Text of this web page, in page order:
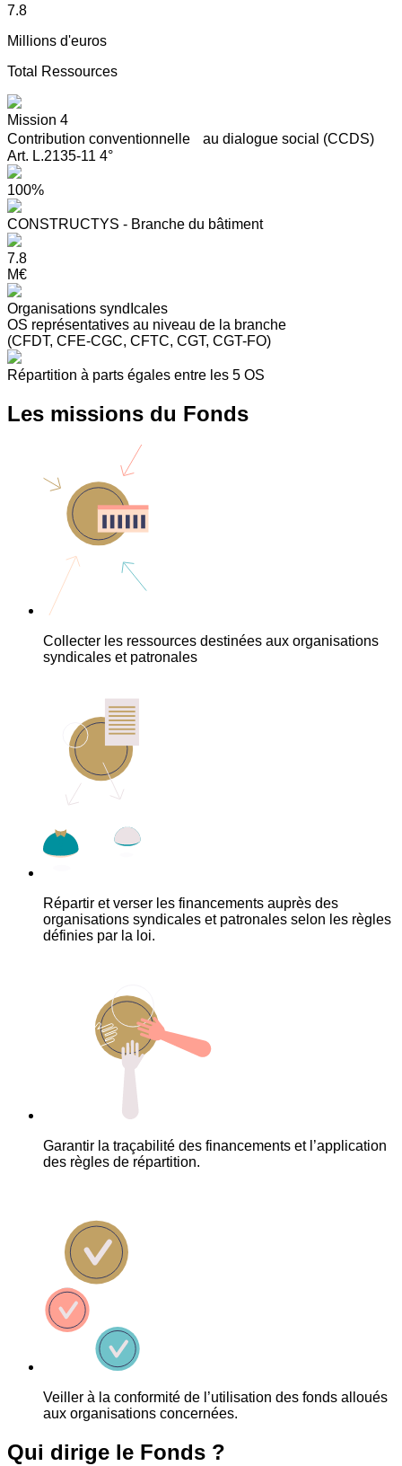
7.8
Millions d'euros
Total Ressources
Mission 4
Contribution conventionnelle au dialogue social (CCDS)
Art. L.2135-11 4°
100%
CONSTRUCTYS - Branche du bâtiment
7.8
M€
Organisations syndIcales
OS représentatives au niveau de la branche
(CFDT, CFE-CGC, CFTC, CGT, CGT-FO)
Répartition à parts égales entre les 5 OS
Les missions du Fonds
Collecter les ressources destinées aux organisations
syndicales et patronales
Répartir et verser les financements auprès des
organisations syndicales et patronales selon les règles
définies par la loi.
Garantir la traçabilité des financements et l’application
des règles de répartition.
Veiller à la conformité de l’utilisation des fonds alloués
aux organisations concernées.
Qui dirige le Fonds ?